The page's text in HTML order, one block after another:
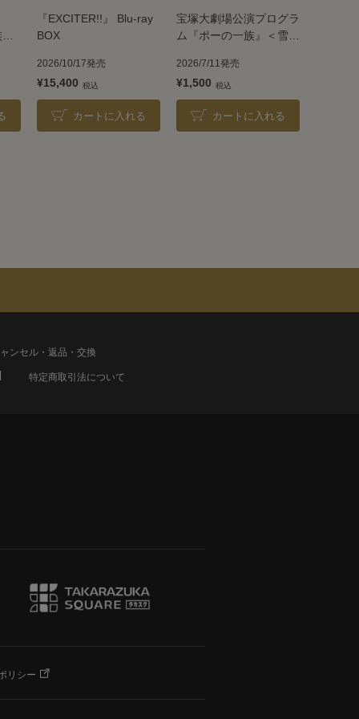
『EXCITER!!』 Blu-ray
BOX
2026/10/17発売
¥15,400
カートに入れる
宝塚大劇場公演プログラ
ム『ポーの一族』＜雪組
2026/7/11発売
¥1,500
カートに入れる
ンセル・返品・交換
特定商取引法について
リシー